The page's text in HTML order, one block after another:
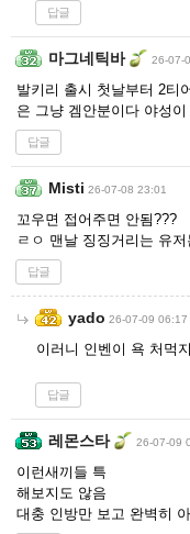
답글
마그네틱바 26-07-
발키리 출시 첫날부터 2티
은 그냥 겜안분이다 야성
답글
Misti 26-07-08 23:01
꼬우면 접어주면 안됨???
ㄹㅇ 맨날 징징거리는 유
답글
yado 26-07-09 06:17
이러니 인벤이 욕 처먹
답글
레몬스타 26-07-09
이런새끼들 특
해보지도 않음
대충 인방만 보고 완벽히